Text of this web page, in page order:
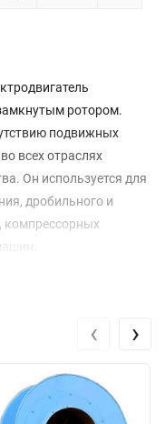
ротором.
подвижных
всех отраслях
Он используется для
дробильного и
компрессорных
с переменной
‹ ›